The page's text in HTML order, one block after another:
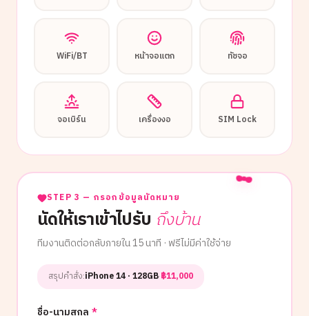
WiFi/BT หน้าจอแตก ทัชจอ
จอเบิร์น เครื่องงอ SIM Lock
STEP 3 — กรอกข้อมูลนัดหมาย
นัดให้เราเข้าไปรับ ถึงบ้าน
ทีมงานติดต่อกลับภายใน 15 นาที · ฟรีไม่มีค่าใช้จ่าย
สรุปคำสั่ง:iPhone 14 · 128GB·฿11,000
ชื่อ-นามสกุล *